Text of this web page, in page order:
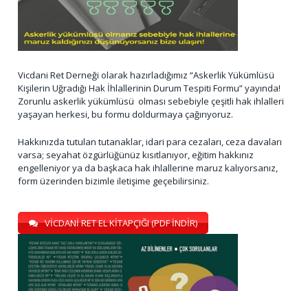
Vicdani Ret Derneği olarak hazırladığımız “Askerlik Yükümlüsü
Kişilerin Uğradığı Hak İhlallerinin Durum Tespiti Formu” yayında!
Zorunlu askerlik yükümlüsü olması sebebiyle çeşitli hak ihlalleri
yaşayan herkesi, bu formu doldurmaya çağırıyoruz.
Hakkınızda tutulan tutanaklar, idari para cezaları, ceza davaları
varsa; seyahat özgürlüğünüz kısıtlanıyor, eğitim hakkınız
engelleniyor ya da başkaca hak ihlallerine maruz kalıyorsanız,
form üzerinden bizimle iletişime geçebilirsiniz.
VİCDANİ RET EL KİTAPÇIĞI (PDF İNDİR)